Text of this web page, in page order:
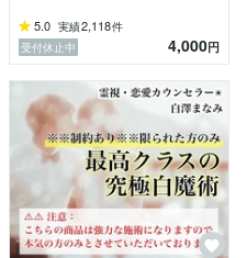
5.0 実績2,118件
受付休止中
4,000円